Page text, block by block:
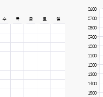
수 목 금 토
일
06:00
07:00
08:00
09:00
10:00
11:00
12:00
13:00
14:00
15:00